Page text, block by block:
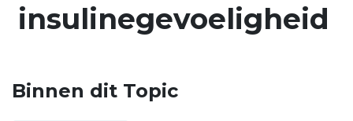
insulinegevoeligheid
Binnen dit Topic